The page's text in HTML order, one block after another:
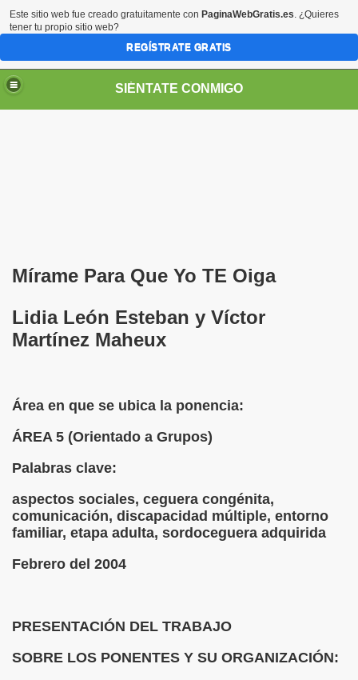
SIÉNTATE CONMIGO
Mírame Para Que Yo TE Oiga
Lidia León Esteban y Víctor
Martínez Maheux
Área en que se ubica la ponencia:
ÁREA 5 (Orientado a Grupos)
Palabras clave:
aspectos sociales, ceguera congénita,
comunicación, discapacidad múltiple, entorno
familiar, etapa adulta, sordoceguera adquirida
Febrero del 2004
PRESENTACIÓN DEL TRABAJO
SOBRE LOS PONENTES Y SU ORGANIZACIÓN:
(grup d'Afiliats CRE ONCE Barcelona, Català y
Bejarano)
(Juan José Miñana)
a Charles Barbier (Pablo Madrid Herruzo)
(Pedro Zurita)
Sus Precios (Pedro Zurita)
a Desarrollar CRE Joan Amades ONCE, 1990 (Miquel
en Peligro de Extinción (Eutiquio Cabrerizo)
Este sitio web fue creado gratuitamente con PaginaWebGratis.es. ¿Quieres
tener tu propio sitio web?
REGÍSTRATE GRATIS